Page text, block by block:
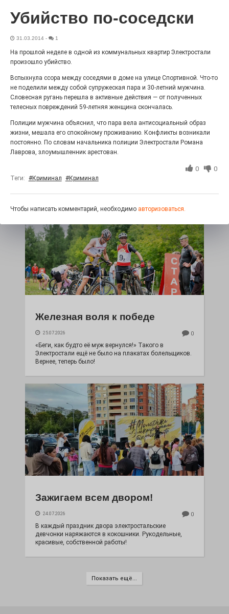
Юбилейным курсом
меняет облик.
Железная воля к победе
25.07.2026 0
«Беги, как будто её муж вернулся!» Такого в
Электростали ещё не было на плакатах болельщиков.
Вернее, теперь было!
Зажигаем всем двором!
24.07.2026 0
В каждый праздник двора электростальские
девчонки наряжаются в кокошники. Рукодельные,
красивые, собственной работы!
Показать ещё...
Убийство по-соседски
31.03.2014 - 1
На прошлой неделе в одной из коммунальных квартир Электростали
произошло убийство.
Вспыхнула ссора между соседями в доме на улице Спортивной. Что-то
не поделили между собой супружеская пара и 30-летний мужчина.
Словесная ругань перешла в активные действия — от полученных
телесных повреждений 59-летняя женщина скончалась.
Полиции мужчина объяснил, что пара вела антисоциальный образ
жизни, мешала его спокойному проживанию. Конфликты возникали
постоянно. По словам начальника полиции Электростали Романа
Лаврова, злоумышленник арестован.
0 0
Теги: #Криминал #Криминал
Чтобы написать комментарий, необходимо авторизоваться.